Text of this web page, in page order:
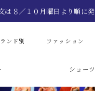
は８／１０月曜日より順に
ンド別 ファッション
ショーツ